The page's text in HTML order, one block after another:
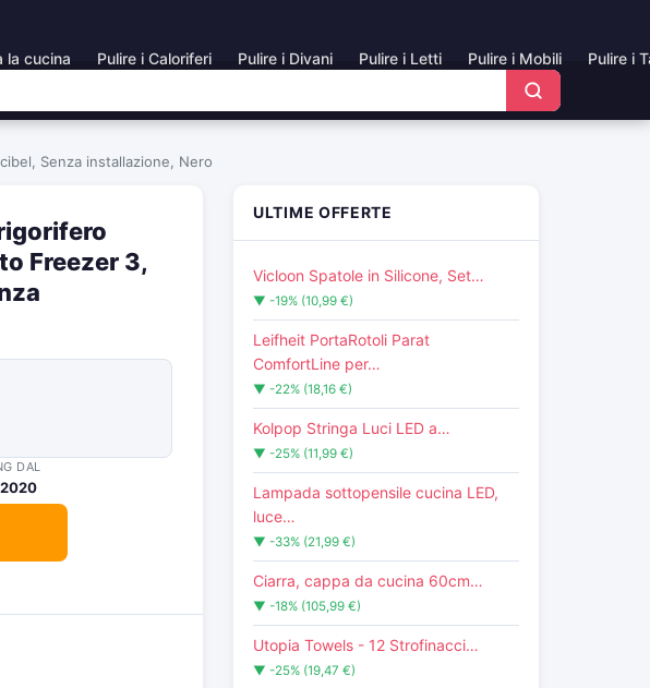
la cucina Pulire i Caloriferi Pulire i Divani Pulire i Letti Pulire i Mobili Pulire i
Senza installazione, Nero
Freezer 3,
DAL
ULTIME OFFERTE
Vicloon Spatole in Silicone, Set…
▼ -19% (10,99 €)
Leifheit PortaRotoli Parat
ComfortLine per…
▼ -22% (18,16 €)
Kolpop Stringa Luci LED a…
▼ -25% (11,99 €)
Lampada sottopensile cucina LED,
luce…
▼ -33% (21,99 €)
Ciarra, cappa da cucina 60cm…
▼ -18% (105,99 €)
Utopia Towels - 12 Strofinacci…
▼ -25% (19,47 €)